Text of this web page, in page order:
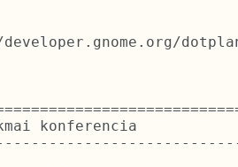
konferencia